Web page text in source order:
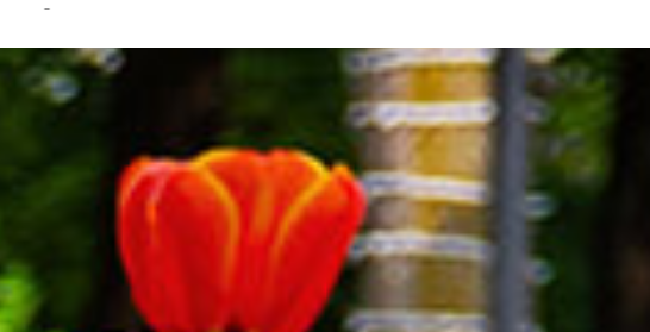
по...